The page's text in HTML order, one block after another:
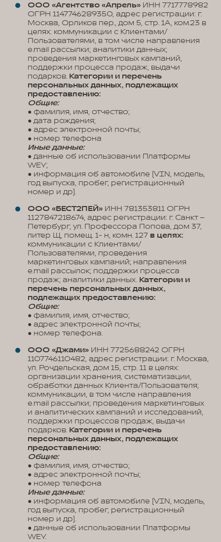
ООО «Агентство «Апрель» ИНН 7717778982
ОГРН 1147746289350, адрес регистрации: г.
Москва, Орликов пер., дом 5, стр. 1А, ком.23 в
целях: коммуникации с Клиентами/
Пользователями, в том числе направления
e.mail рассылки; аналитики данных;
проведения маркетинговых кампаний,
поддержки процесса продаж, выдачи
подарков. Категории и перечень
персональных данных, подлежащих
предоставлению:
Общие:
● фамилия, имя, отчество;
● дата рождения;
● адрес электронной почты;
● номер телефона
Иные данные:
● данные об использовании Платформы
WEY;
● информация об автомобиле (VIN, модель,
год выпуска, пробег, регистрационный
номер и др).
ООО «БЕСТ2ПЕЙ» ИНН 781353811 ОГРН
1127847218674, адрес регистрации: г. Санкт –
Петербург, ул. Профессора Попова, дом 37,
литер Щ, помещ. 1- н, комн. 127 в целях:
коммуникации с Клиентами/
Пользователями, проведения
маркетинговых кампаний; направления
e.mail рассылок; поддержки процесса
продаж; аналитики данных. Категории и
перечень персональных данных,
подлежащих предоставлению:
Общие:
● фамилия, имя, отчество;
● адрес электронной почты;
● номер телефона.
ООО «Джами» ИНН 7725688242 ОГРН
1107746110482, адрес регистрации: г. Москва,
ул. Рочдельская, дом 15, стр. 11 в целях:
организации хранения, систематизации,
обработки данных Клиента/Пользователя;
коммуникации, в том числе направления
e.mail рассылки; проведения маркетинговых
и аналитических кампаний и исследований,
поддержки процессов продаж, выдачи
подарков. Категории и перечень
персональных данных, подлежащих
предоставлению:
Общие:
● фамилия, имя, отчество;
● адрес электронной почты;
● номер телефона
Иные данные:
● информация об автомобиле (VIN, модель,
год выпуска, пробег, регистрационный
номер и др).
● данные об использовании Платформы
WEY.